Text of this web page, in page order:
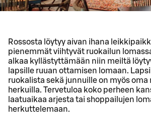
Rossosta löytyy aivan ihana
pienemmät viihtyvät ruokailun
alkaa kyllästyttämään niin meiltä
lapsille ruuan ottamisen lomaan.
ruokalista sekä junnuille on myös oma
herkuilla. Tervetuloa koko perheen
laatuaikaa arjesta tai shoppailujen
herkuttelemaan.